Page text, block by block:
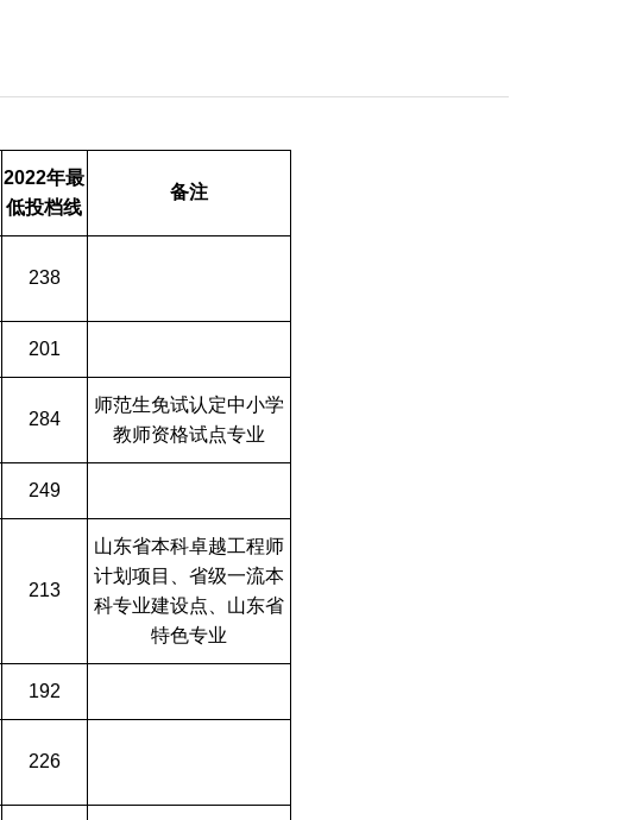
2022年最
低投档线
备注
238
201
284
师范生免试认定中小学
教师资格试点专业
249
213
山东省本科卓越工程师
计划项目、省级一流本
科专业建设点、山东省
特色专业
192
226